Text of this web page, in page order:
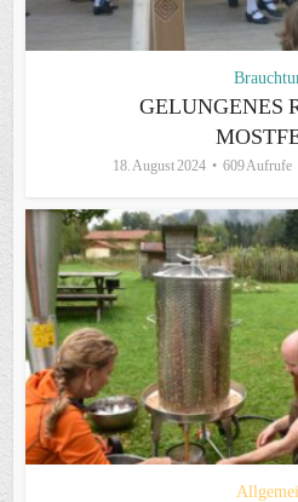
GELUNGENES
18. August 2024 609 Aufrufe